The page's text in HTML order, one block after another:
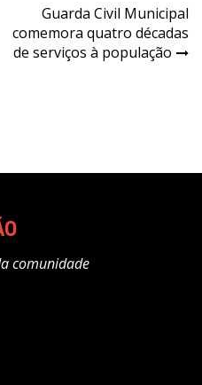
Guarda Civil Municipal
comemora quatro décadas
de serviços à população
comunidade